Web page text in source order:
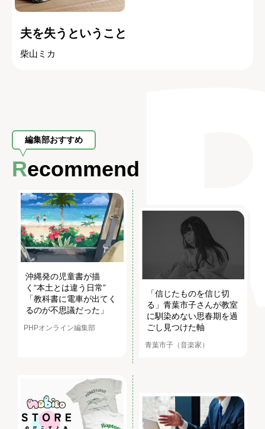
夫を失うということ
柴山ミカ
編集部おすすめ
Recommend
沖縄発の児童書が描
く“本土とは違う日常”
「教科書に電車が出てく
るのが不思議だった」
PHPオンライン編集部
「信じたものを信じ切
る」青葉市子さんが教室
に馴染めない思春期を過
ごし見つけた軸
青葉市子（音楽家）